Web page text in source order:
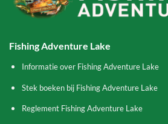
Fishing Adventure Lake
Informatie over Fishing Adventure Lake
Stek boeken bij Fishing Adventure Lake
Reglement Fishing Adventure Lake